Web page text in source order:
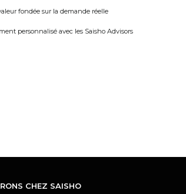
fondée sur la demande réelle
personnalisé avec les Saisho Advisors
CHEZ SAISHO